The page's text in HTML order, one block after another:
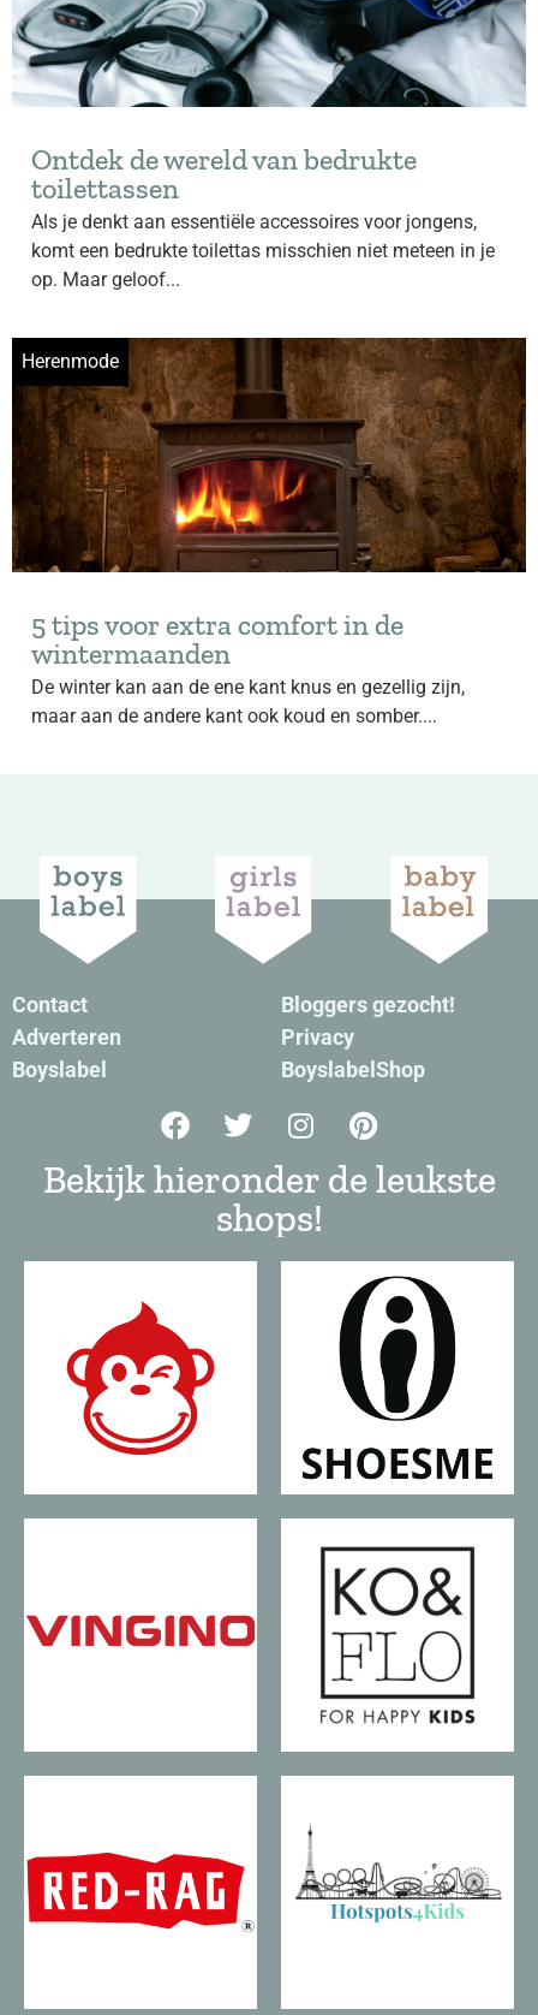
Ontdek de wereld van bedrukte
toilettassen
Als je denkt aan essentiële accessoires voor jongens,
komt een bedrukte toilettas misschien niet meteen in je
op. Maar geloof...
Herenmode
5 tips voor extra comfort in de
wintermaanden
De winter kan aan de ene kant knus en gezellig zijn,
maar aan de andere kant ook koud en somber....
Contact
Adverteren
Boyslabel
Bloggers gezocht!
Privacy
BoyslabelShop
Bekijk hieronder de leukste
shops!